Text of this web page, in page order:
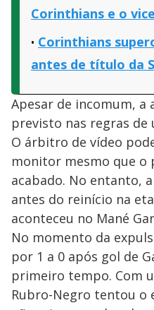
Corinthians e o
Corinthians
antes de título da
Apesar de incomum, a
previsto nas regras
O árbitro de vídeo
monitor mesmo que
acabado. No entanto,
antes do reinício na
aconteceu no Mané
No momento da
por 1 a 0 após gol de
primeiro tempo. Com
Rubro-Negro tentou o